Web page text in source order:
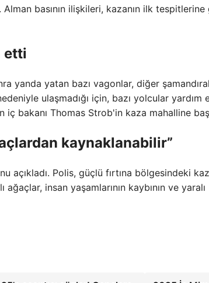
basının ilişkileri, kazanın ilk tespitlerine
etti
yanda yatan bazı vagonlar, diğer
ulaşmadığı için, bazı yolcular yardım
bakanı Thomas Strob'in kaza mahalline
kaynaklanabilir”
açıkladı. Polis, güçlü fırtına bölgesindeki
insan yaşamlarının kaybının ve yaralı